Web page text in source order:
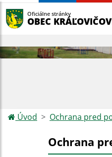
Oficiálne stránky
OBEC
Úvod Ochrana pred
Ochrana